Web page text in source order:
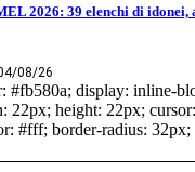
2026: 39 elenchi di idonei,
08/26
#fb580a; display: inline-
22px; height: 22px;
#fff; border-radius: 32px;